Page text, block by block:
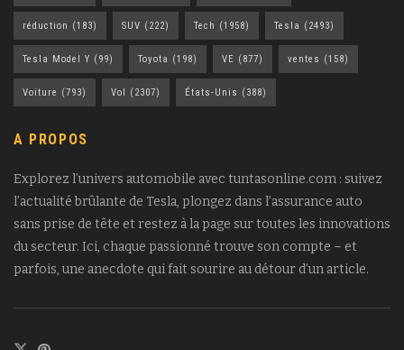
réduction (183) SUV (222) Tech (1958) Tesla (2493)
Tesla Model Y (99) Toyota (198) VE (877) ventes (158)
Voiture (793) Vol (2307) États-Unis (388)
A PROPOS
Explorez l’univers automobile avec tuntasonline.com : suivez
l’actualité brûlante de Tesla, plongez dans l’assurance auto
sans prise de tête et restez à la page sur toutes les innovations
du secteur. Ici, chaque passionné trouve son compte – et
parfois, une anecdote qui fait sourire au détour d’un article.